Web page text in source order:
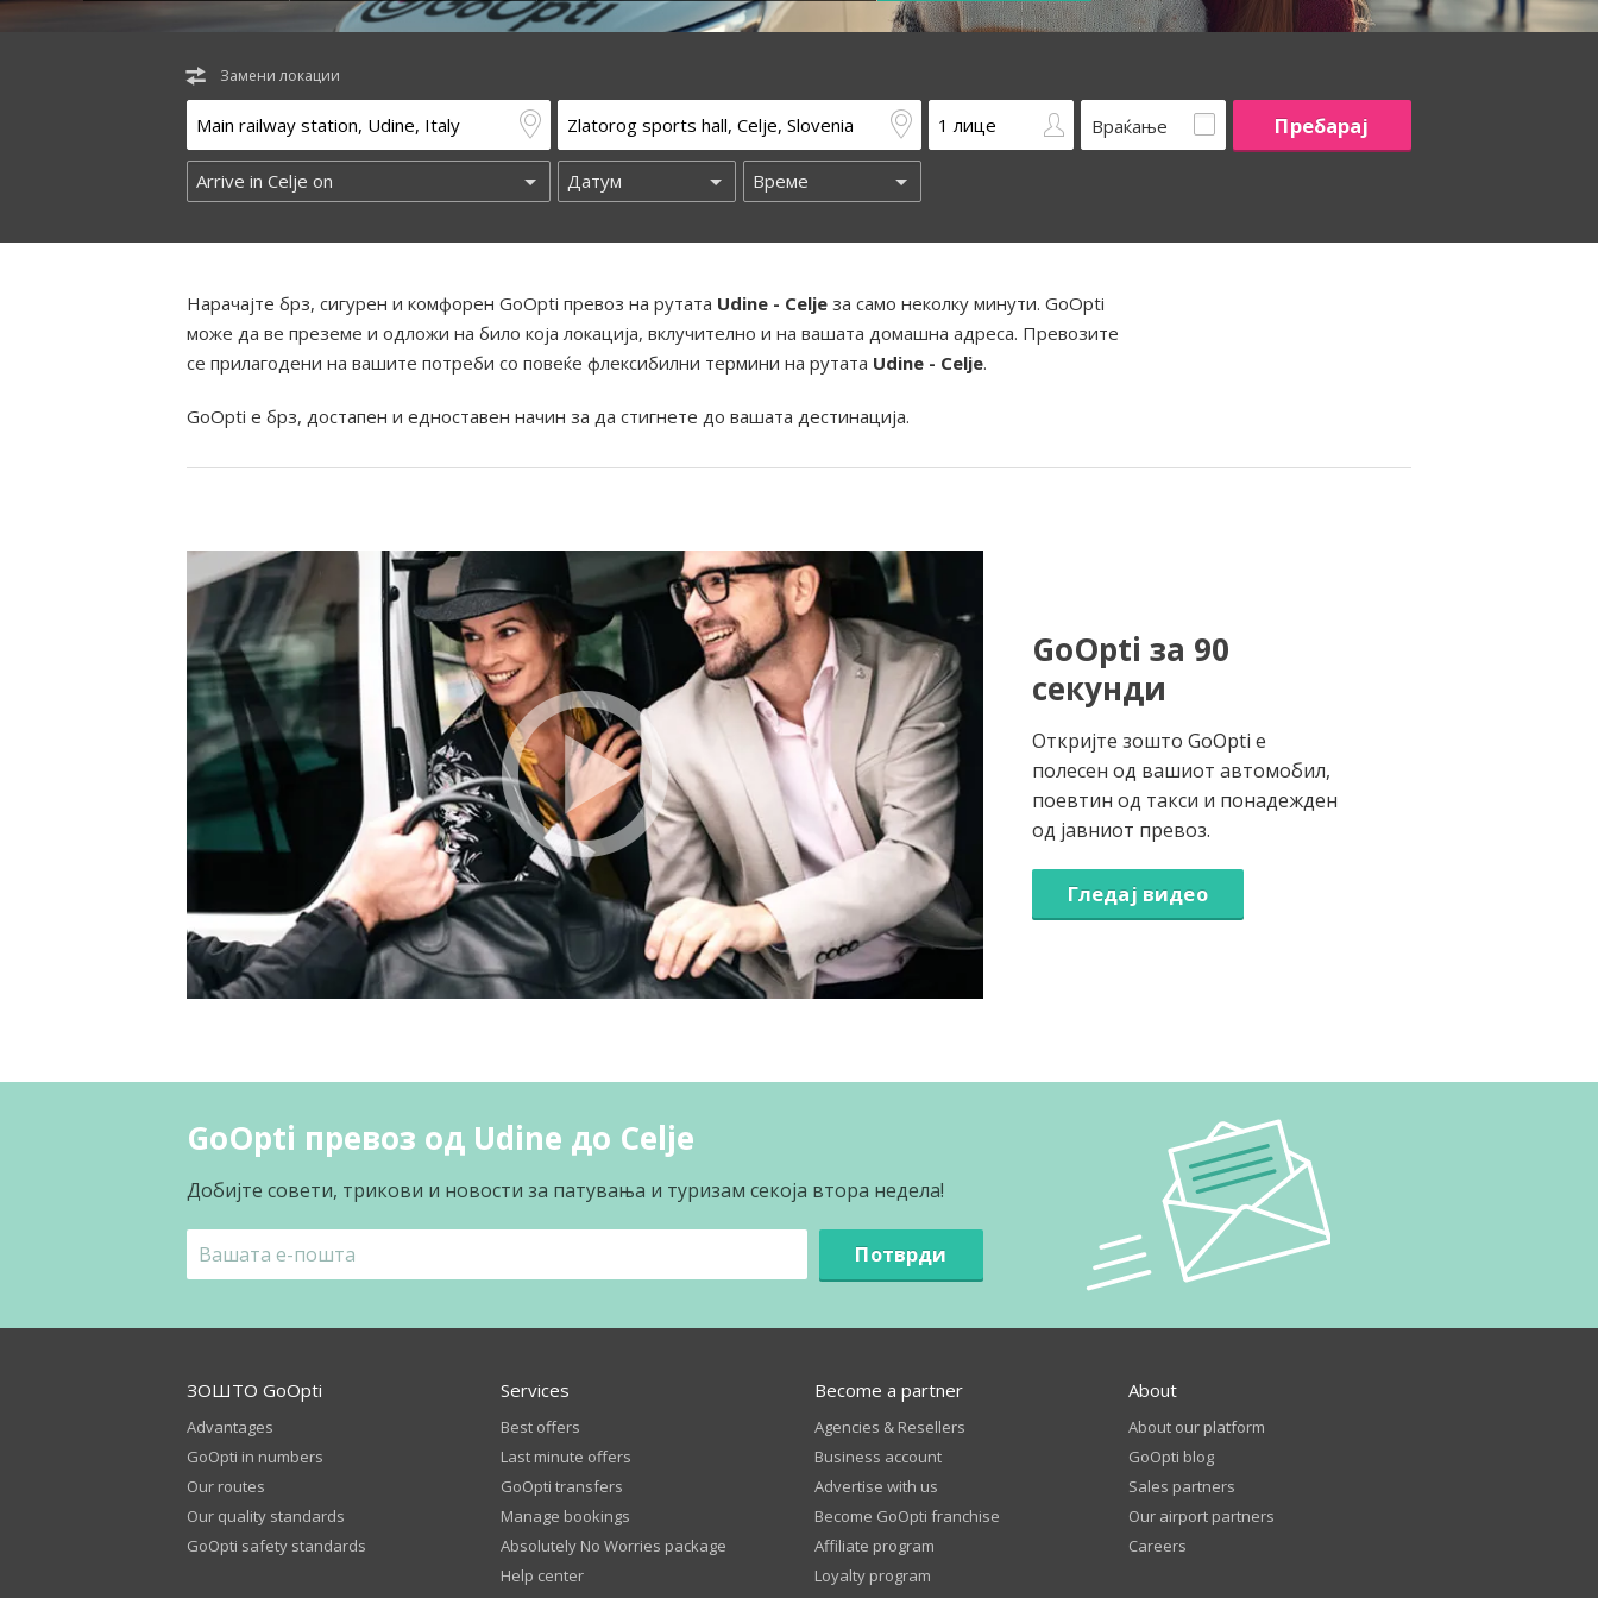
Замени локации
Враќање
Нарачајте брз, сигурен и комфорен GoOpti превоз на рутата Udine - Celje за само неколку минути. GoOpti
може да ве преземе и одложи на било која локација, вклучително и на вашата домашна адреса. Превозите
се прилагодени на вашите потреби со повеќе флексибилни термини на рутата Udine - Celje.
GoOpti е брз, достапен и едноставен начин за да стигнете до вашата дестинација.
GoOpti за 90
секунди
Откријте зошто GoOpti е
полесен од вашиот автомобил,
поевтин од такси и понадежден
од јавниот превоз.
Гледај видео
GoOpti превоз од Udine до Celje
Добијте совети, трикови и новости за патувања и туризам секоја втора недела!
Потврди
ЗОШТО GoOpti
Advantages
GoOpti in numbers
Our routes
Our quality standards
GoOpti safety standards
Services
Best offers
Last minute offers
GoOpti transfers
Manage bookings
Absolutely No Worries package
Help center
Become a partner
Agencies & Resellers
Business account
Advertise with us
Become GoOpti franchise
Affiliate program
Loyalty program
About
About our platform
GoOpti blog
Sales partners
Our airport partners
Careers